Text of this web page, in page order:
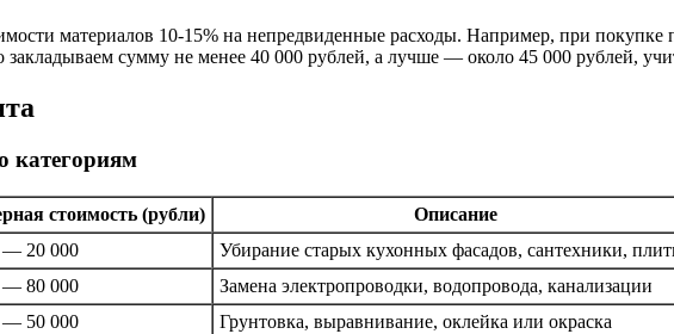
материалов 10-15% на непредвиденные расходы. Например, при
закладываем сумму не менее 40 000 рублей, а лучше — около 45 000 рублей,
категориям
стоимость (рубли)
Описание
— 20 000
Убирание старых кухонных фасадов, сантехники,
— 80 000
Замена электропроводки, водопровода, канализации
— 50 000
Грунтовка, выравнивание, оклейка или окраска